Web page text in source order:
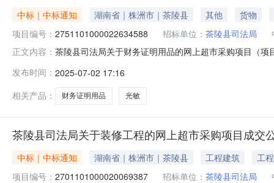
中标｜中标通知 湖南省｜株洲市｜茶陵县 其他
货物
项目编号： 2751101000022634588 招标单位： 茶陵县司法局
正文内容： 茶陵县司法局关于财务证明用品的网上超市采购项目（
株洲市茶陵县报价起止时间:-二、采购单位信息采购单位
发布时间： 2025-07-02 17:16
相关产品：
财务证明用品 光敏
茶陵县司法局关于装修工程的网上超市采购项目成交
中标｜中标通知 湖南省｜株洲市｜茶陵县 工程建筑
工程
项目编号： 2701101000020069387 招标单位： 茶陵县司法局